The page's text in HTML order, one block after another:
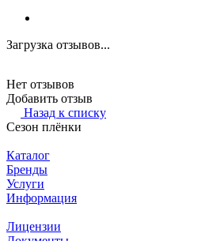
Загрузка отзывов...
Нет отзывов
Добавить отзыв
Назад к списку
Сезон плёнки
Каталог
Бренды
Услуги
Информация
Лицензии